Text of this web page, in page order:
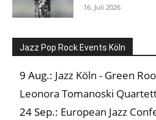
16. Juli 2026
Jazz Pop Rock Events Köln
9 Aug.: Jazz Köln - Green
Leonora Tomanoski
24 Sep.: European Jazz